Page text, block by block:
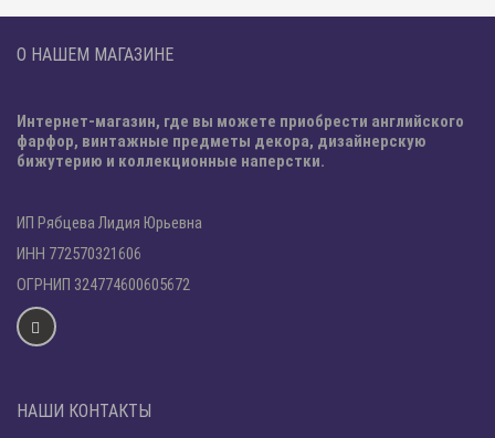
О НАШЕМ МАГАЗИНЕ
Интернет-магазин, где вы можете приобрести английского
фарфор, винтажные предметы декора, дизайнерскую
бижутерию и коллекционные наперстки.
ИП Рябцева Лидия Юрьевна
ИНН 772570321606
ОГРНИП 324774600605672
НАШИ КОНТАКТЫ